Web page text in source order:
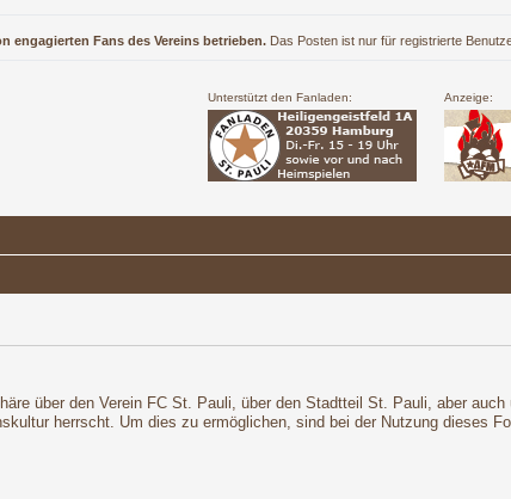
engagierten Fans des Vereins betrieben. Das Posten ist nur für registrierte
Unterstützt den Fanladen: Anzeige:
über den Verein FC St. Pauli, über den Stadtteil St. Pauli, aber
herrscht. Um dies zu ermöglichen, sind bei der Nutzung dieses